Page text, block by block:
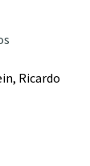
Ricardo